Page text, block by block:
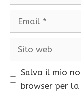
Email
Sito
Salva il mio
browser per